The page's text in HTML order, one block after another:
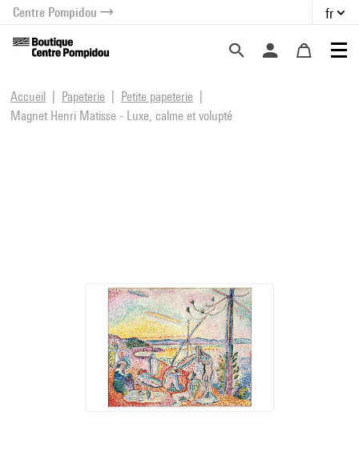
menu
contenu
Centre Pompidou fr
Accueil Papeterie
Petite papeterie
Magnet Henri Matisse - Luxe, calme et volupté